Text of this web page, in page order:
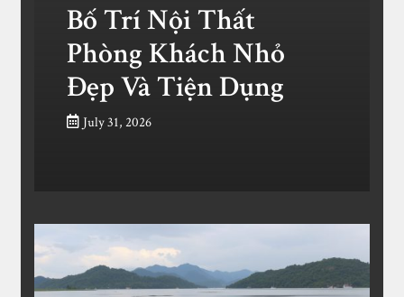
Bố Trí Nội Thất
Phòng Khách Nhỏ
Đẹp Và Tiện Dụng
July 31, 2026